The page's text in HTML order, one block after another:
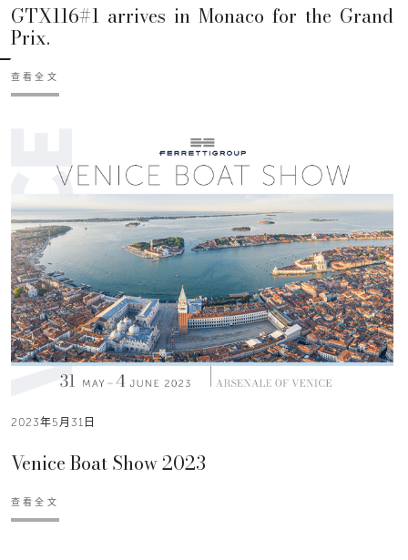
GTX116#1 arrives in Monaco for the Grand
Prix.
查看全文
2023年5月31日
Venice Boat Show 2023
查看全文